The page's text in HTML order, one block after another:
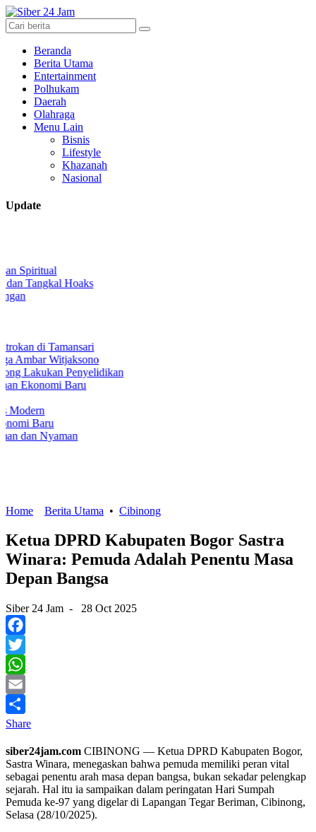
Beranda
Berita Utama
Entertainment
Polhukam
Daerah
Olahraga
Menu Lain
Bisnis
Lifestyle
Khazanah
Nasional
Update
Home Berita Utama • Cibinong
Ketua DPRD Kabupaten Bogor Sastra
Winara: Pemuda Adalah Penentu Masa
Depan Bangsa
Siber 24 Jam - 28 Oct 2025
Facebook
Twitter
WhatsApp
Email
Share
siber24jam.com CIBINONG — Ketua DPRD Kabupaten Bogor,
Sastra Winara, menegaskan bahwa pemuda memiliki peran vital
sebagai penentu arah masa depan bangsa, bukan sekadar pelengkap
sejarah. Hal itu ia sampaikan dalam peringatan Hari Sumpah
Pemuda ke-97 yang digelar di Lapangan Tegar Beriman, Cibinong,
Selasa (28/10/2025).